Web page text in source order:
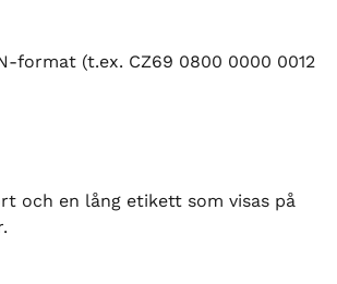
format (t.ex. CZ69 0800 0000 0012
och en lång etikett som visas på